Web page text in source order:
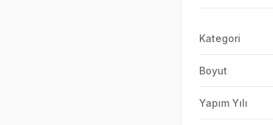
Kategori
Boyut
Yapım Yılı